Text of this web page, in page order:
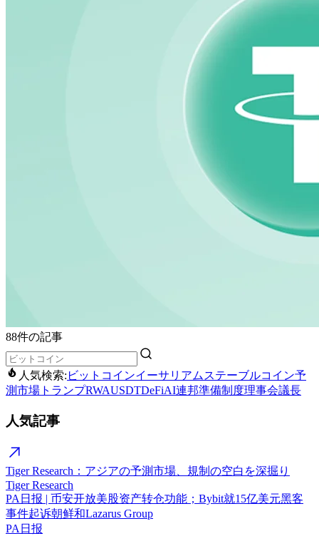
88件の記事
人気検索: ビットコインイーサリアム ステーブルコイン予
測市場 トランプRWAUSDTDeFiAI連邦準備制度理事会議長
人気記事
Tiger Research：アジアの予測市場、規制の空白を深掘り
Tiger Research
PA日报 | 币安开放美股资产转仓功能；Bybit就15亿美元黑客
事件起诉朝鲜和Lazarus Group
PA日报